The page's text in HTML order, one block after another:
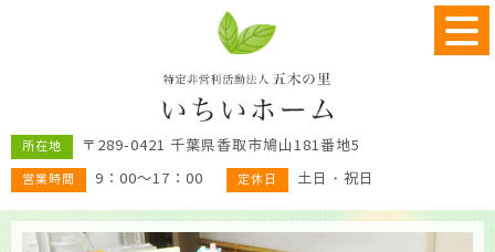
所在地 〒289-0421 千葉県香取市鳩山181番地5
営業時間 9：00～17：00 定休日 土日・祝日